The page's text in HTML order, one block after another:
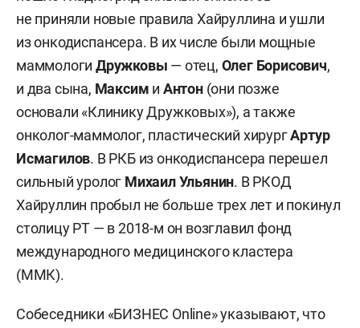
не приняли новые правила Хайруллина и ушли
из онкодиспансера. В их числе были мощные
маммологиДружковы — отец, Олег Борисович,
и два сына, Максим и Антон (они позже
основали «Клинику Дружковых»), а также
онколог-маммолог, пластический хирургАртур
Исмагилов. В РКБ из онкодиспансера перешел
сильный уролог Михаил Ульянин. В РКОД
Хайруллин пробыл не больше трех лет и покинул
столицу РТ — в 2018-м он возглавил фонд
международного медицинского кластера
(ММК).
Собеседники «БИЗНЕС Online» указывают, что